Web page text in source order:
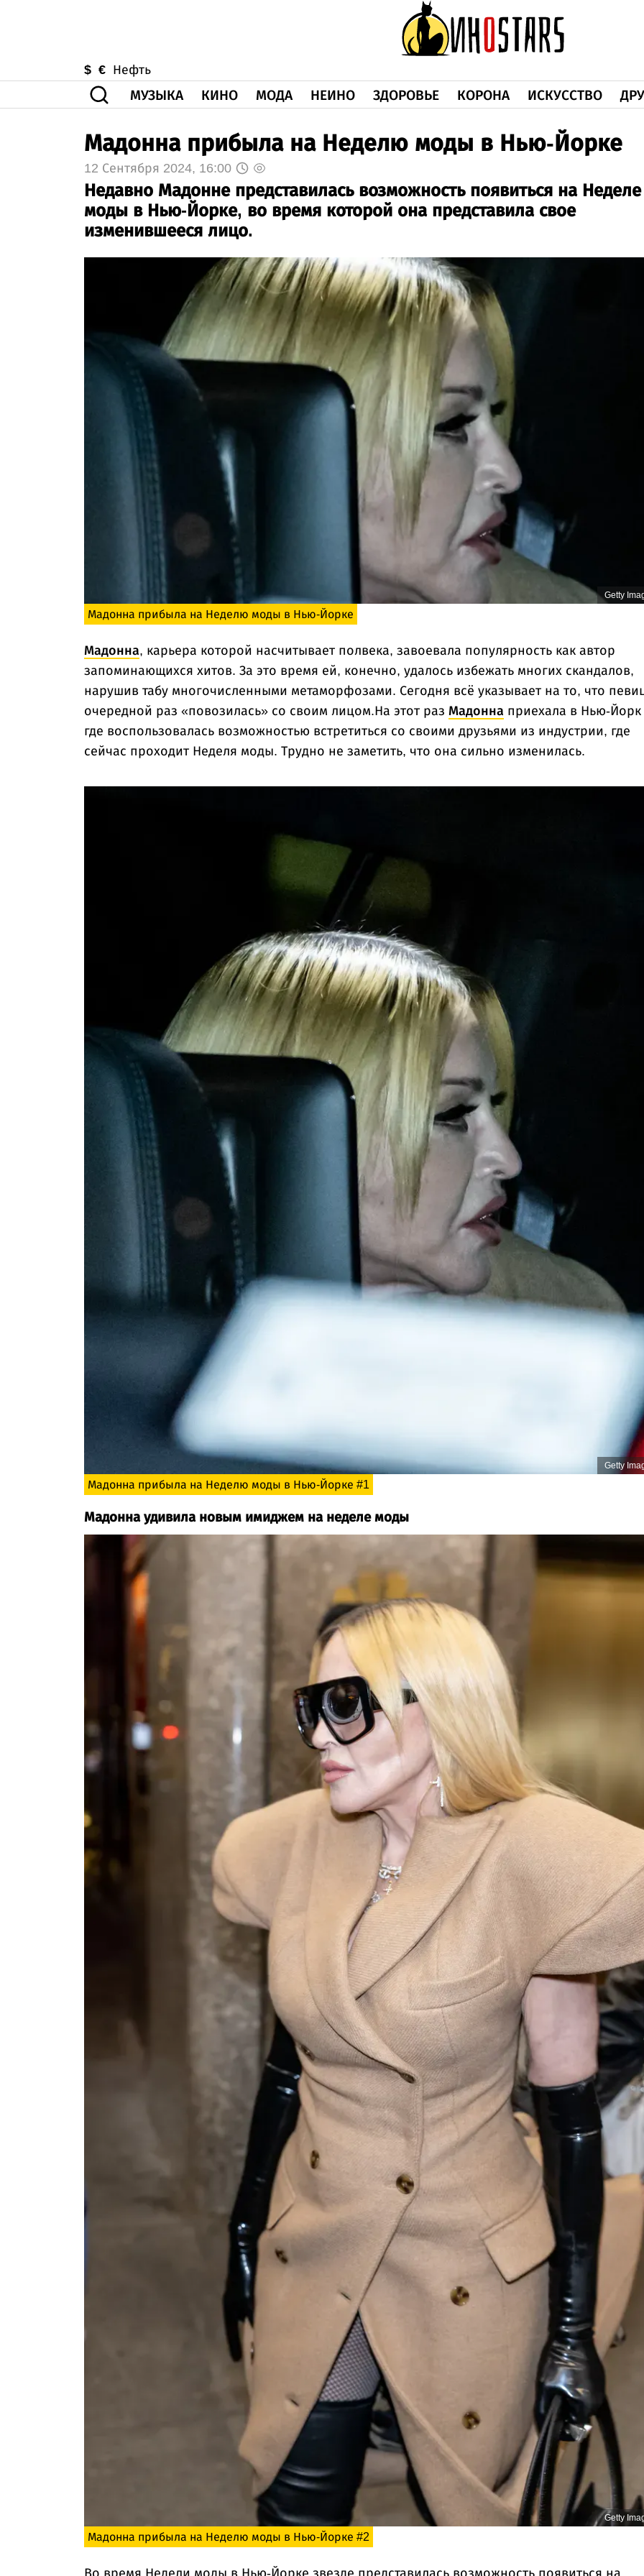
$ € Нефть
МУЗЫКА КИНО МОДА НЕИНО ЗДОРОВЬЕ КОРОНА ИСКУССТВО
Мадонна прибыла на Неделю моды в Нью-Йорке
12 Сентября 2024, 16:00
Недавно Мадонне представилась возможность появиться на Неделе
моды в Нью-Йорке, во время которой она представила свое
изменившееся лицо.
Getty
Мадонна прибыла на Неделю моды в Нью-Йорке
Мадонна, карьера которой насчитывает полвека, завоевала популярность как автор
запоминающихся хитов. За это время ей, конечно, удалось избежать многих скандалов,
нарушив табу многочисленными метаморфозами. Сегодня всё указывает на то, что
очередной раз «повозилась» со своим лицом.На этот раз Мадонна приехала в Нью-Йорк
где воспользовалась возможностью встретиться со своими друзьями из индустрии, где
сейчас проходит Неделя моды. Трудно не заметить, что она сильно изменилась.
Getty
Мадонна прибыла на Неделю моды в Нью-Йорке #1
Мадонна удивила новым имиджем на неделе моды
Getty
Мадонна прибыла на Неделю моды в Нью-Йорке #2
Во время Недели моды в Нью-Йорке звезде представилась возможность появиться на